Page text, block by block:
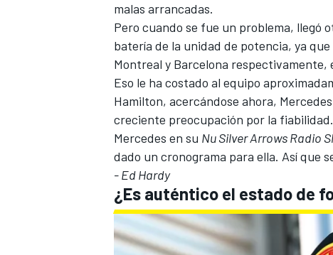
MÁS CATEGORÍAS
malas arrancadas.
Pero cuando se fue un problema, llegó
batería de la unidad de potencia, ya
Montreal y Barcelona respectivamente,
Eso le ha costado al equipo
Hamilton, acercándose ahora,
creciente preocupación por la
Mercedes en su Nu Silver Arrows Radio
dado un cronograma para ella. Así que
- Ed Hardy
¿Es auténtico el estado de